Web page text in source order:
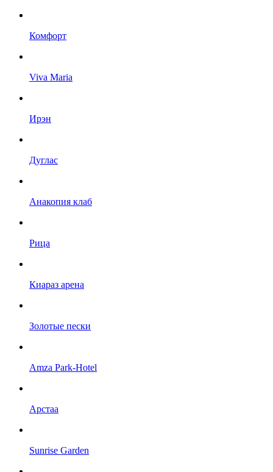
Комфорт
Viva Maria
Ирэн
Дуглас
Анакопия клаб
Рица
Киараз арена
Золотые пески
Amza Park-Hotel
Арстаа
Sunrise Garden